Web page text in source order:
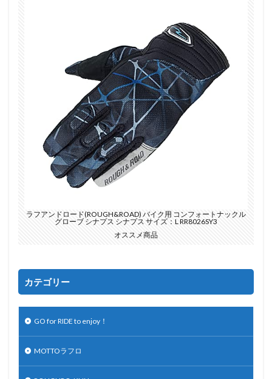
ラフアンドロード(ROUGH&ROAD) バイク用 コンフォートナックル
グローブ シナプス シナプス サイズ：L RR8026SY3
オススメ商品
カテゴリー
GO for RIDE to enjoy！
MOTTOラフロ